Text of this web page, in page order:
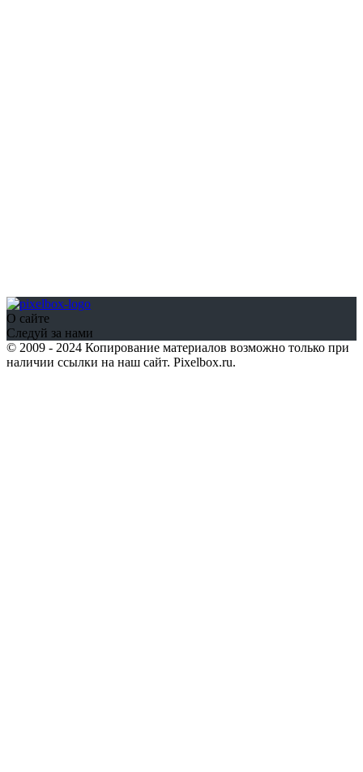
О сайте
Следуй за нами
© 2009 - 2024 Копирование материалов возможно только при
наличии ссылки на наш сайт. Pixelbox.ru.